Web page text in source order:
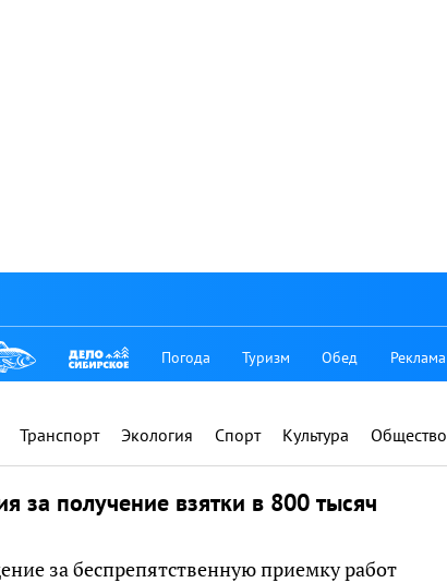
Погода Туризм Обед Реклама
Транспорт Экология Спорт Культура Общество
за получение взятки в 800 тысяч
за беспрепятственную приемку работ